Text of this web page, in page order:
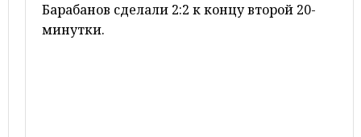
Барабанов сделали 2:2 к концу второй 20-
минутки.